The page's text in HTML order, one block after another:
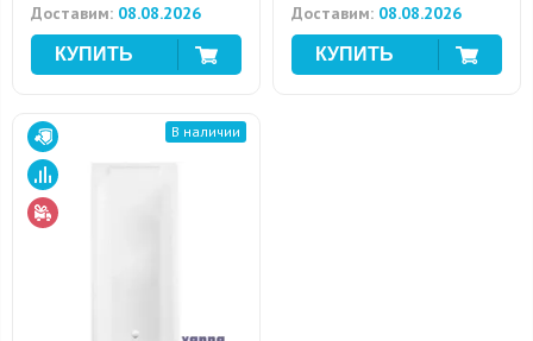
Доставим: 08.08.2026
Доставим: 08.08.2026
В наличии